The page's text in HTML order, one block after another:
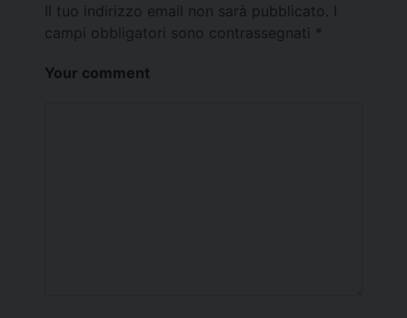
Il tuo indirizzo email non sarà pubblicato.
campi obbligatori sono contrassegnati *
Your comment